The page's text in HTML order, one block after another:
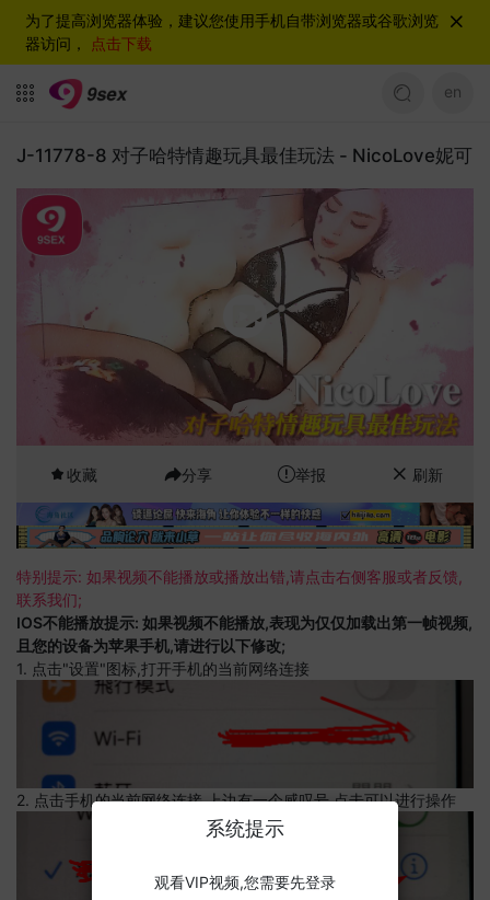
为了提高浏览器体验，建议您使用手机自带浏览器或谷歌浏览
器访问， 点击下载
en
J-11778-8 对子哈特情趣玩具最佳玩法 - NicoLove妮可
收藏 分享 举报 刷新
特别提示: 如果视频不能播放或播放出错,请点击右侧客服或者反馈,
联系我们;
IOS不能播放提示: 如果视频不能播放,表现为仅仅加载出第一帧视频,
且您的设备为苹果手机,请进行以下修改;
1. 点击"设置"图标,打开手机的当前网络连接
2. 点击手机的当前网络连接,上边有一个感叹号,点击可以进行操作
系统提示
观看VIP视频,您需要先登录